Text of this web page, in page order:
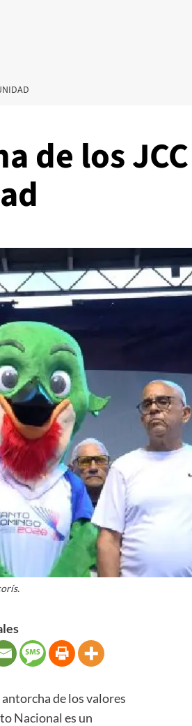
de los JCC
de los valores
Nacional es un